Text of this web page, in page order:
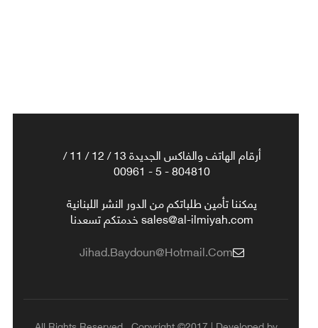
أرقام الهاتف والفاكس الجديدة 13 / 12 / 11 /
804810 - 5 - 00961
يمكننا تأمين طلباتكم من الدور النشر اللبنانية
sales@al-ilmiyah.com خدمتكم تسعدنا
Jihad.baydoun@hotmail.com